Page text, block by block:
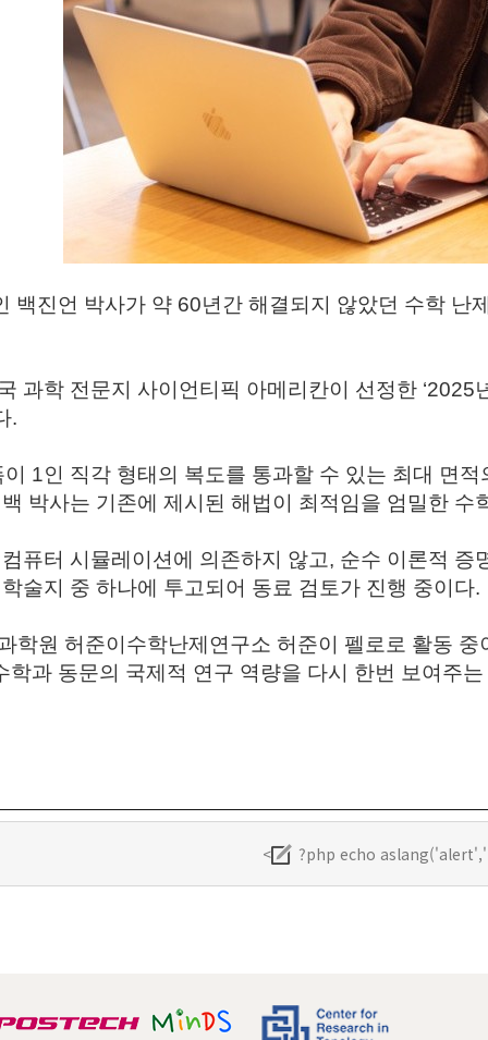
백진언 박사가 약 60년간 해결되지 않았던 수학 난
과학 전문지 사이언티픽 아메리칸이 선정한 ‘2025
.
이 1인 직각 형태의 복도를 통과할 수 있는 최대 면적
박사는 기존에 제시된 해법이 최적임을 엄밀한 수
퓨터 시뮬레이션에 의존하지 않고, 순수 이론적 증
술지 중 하나에 투고되어 동료 검토가 진행 중이다.
학원 허준이수학난제연구소 허준이 펠로 로 활동 중
학과 동문의 국제적 연구 역량을 다시 한번 보여주
< ?php echo